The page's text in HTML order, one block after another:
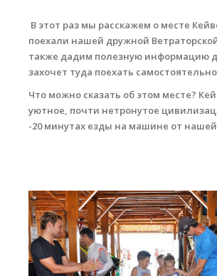
В этот раз мы расскажем о месте
поехали нашей дружной
также дадим полезную информацию
захочет туда поехать
Что можно сказать об этом месте?
уютное, почти нетронутое
-20 минутах езды на машине от